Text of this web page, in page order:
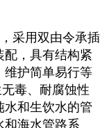
采用双由令承插
配，具有结构紧
维护简单易行等
毒、耐腐蚀性
水和生饮水的管
和海水管路系